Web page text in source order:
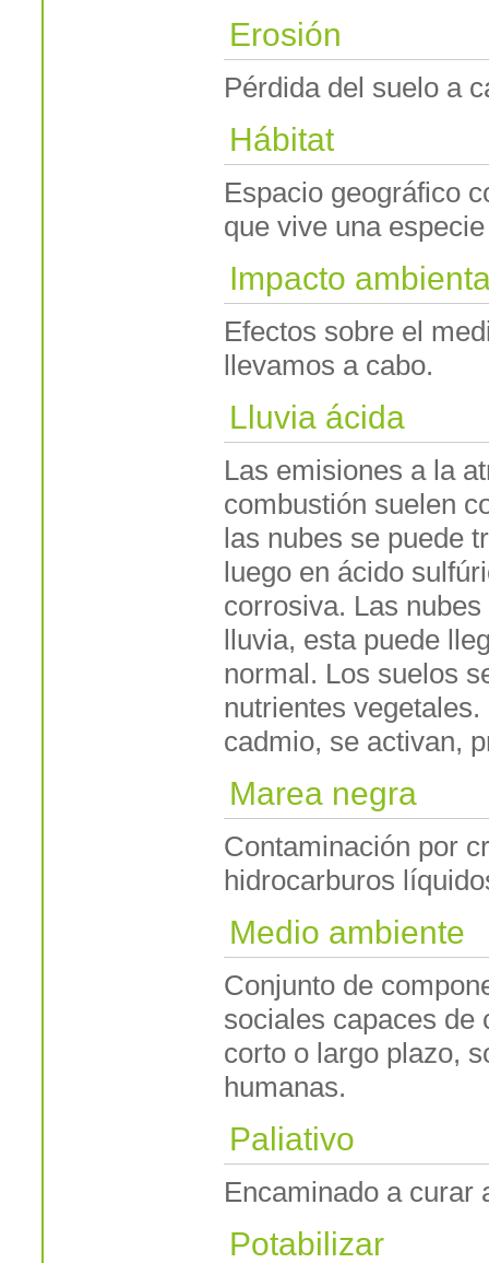
Erosión
Pérdida del suelo a
Hábitat
Espacio geográfico
que vive una
Impacto
Efectos sobre el
llevamos a cabo.
Lluvia ácida
Las emisiones a la
combustión suelen
las nubes se puede
luego en ácido
corrosiva. Las
lluvia, esta puede
normal. Los suelos
nutrientes
cadmio, se activan,
Marea negra
Contaminación por
hidrocarburos
Medio ambiente
Conjunto de
sociales capaces de
corto o largo plazo,
humanas.
Paliativo
Encaminado a curar
Potabilizar